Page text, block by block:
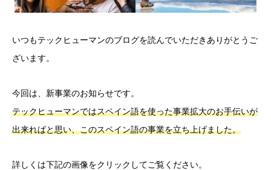
いつもテックヒューマンのブログを読んでいただきありがとうご
ざいます。
今回は、新事業のお知らせです。
テックヒューマンではスペイン語を使った事業拡大のお手伝いが
出来ればと思い、このスペイン語の事業を立ち上げました。
詳しくは下記の画像をクリックしてご覧ください。